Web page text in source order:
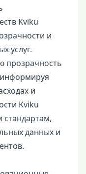
Kviku
и
услуг.
прозрачность
и
Kviku
стандартам,
данных и